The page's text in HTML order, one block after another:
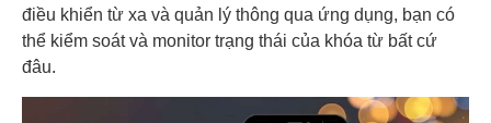
điều khiển từ xa và quản lý thông qua ứng dụng, bạn có
thể kiểm soát và monitor trạng thái của khóa từ bất cứ
đâu.